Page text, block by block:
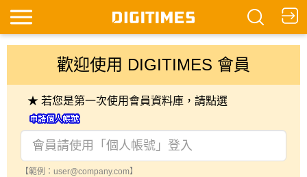
歡迎使用 DIGITIMES 會員
★ 若您是第一次使用會員資料庫，請點選
【範例：user@company.com】